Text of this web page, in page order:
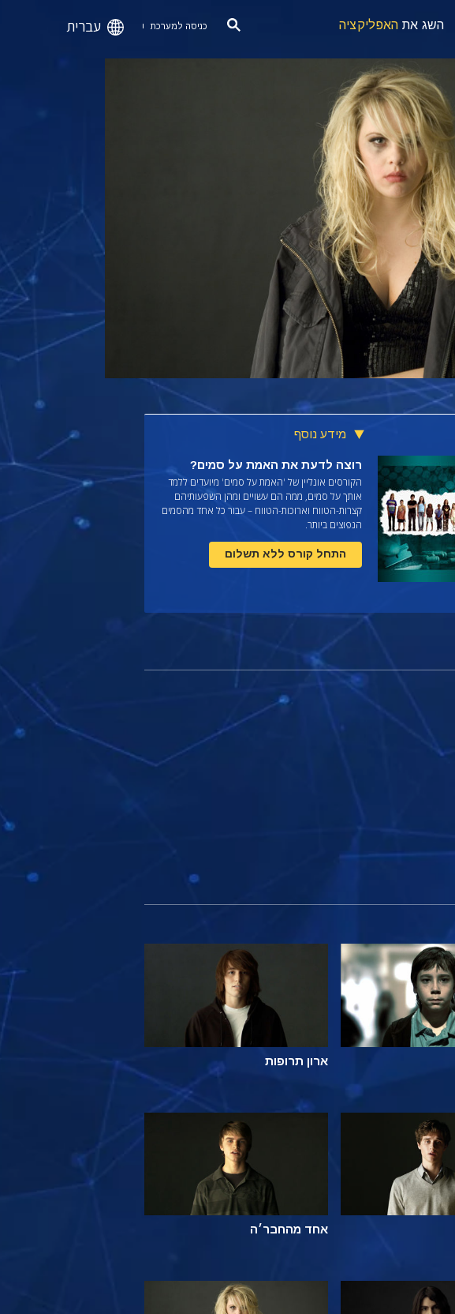
השג את האפליקציה כניסה למערכת עברית
מידע נוסף
רוצה לדעת את האמת על סמים?
הקורסים אונליין של 'האמת על סמים' מיועדים ללמד
אותך על סמים, ממה הם עשויים ומהן השפעותיהם
קצרות-הטווח וארוכות-הטווח – עבור כל אחד מהסמים
הנפוצים ביותר.
התחל קורס ללא תשלום
ארון תרופות
אחד מהחבר׳ה